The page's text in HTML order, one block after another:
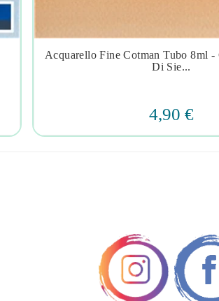
 
Acquarello Fine Cotman Tubo 8ml -
Di Sie...
4,90 €